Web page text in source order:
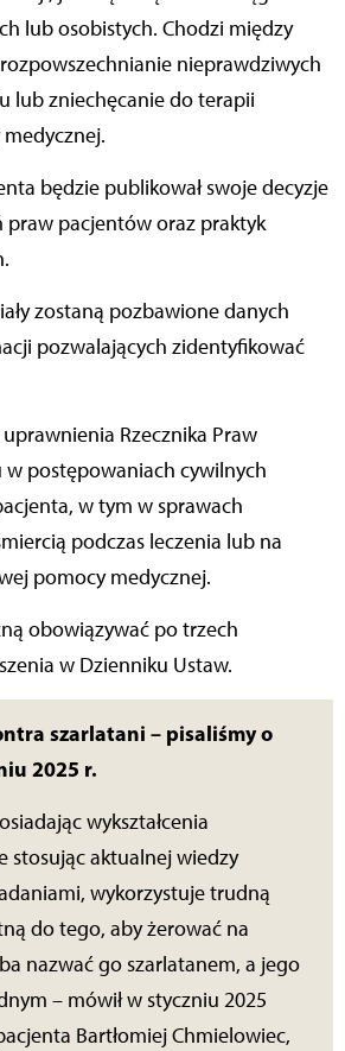
lub osobistych. Chodzi między
nieprawdziwych
lub zniechęcanie do terapii
będzie publikował swoje decyzje
praw pacjentów oraz praktyk
zostaną pozbawione danych
pozwalających zidentyfikować
Rzecznika Praw
w postępowaniach cywilnych
w tym w sprawach
podczas leczenia lub na
pomocy medycznej.
obowiązywać po trzech
w Dzienniku Ustaw.
2025 r.
wykształcenia
stosując aktualnej wiedzy
wykorzystuje trudną
do tego, aby żerować na
nazwać go szarlatanem, a jego
– mówił w styczniu 2025
Bartłomiej Chmielowiec,